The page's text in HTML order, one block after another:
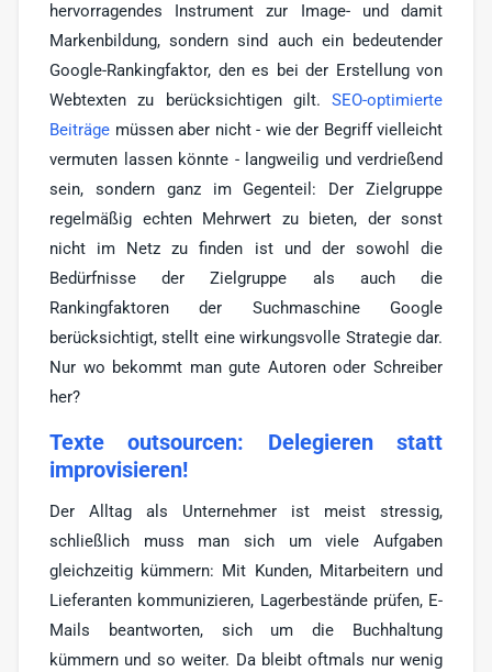
hervorragendes Instrument zur Image- und damit
Markenbildung, sondern sind auch ein bedeutender
Google-Rankingfaktor, den es bei der Erstellung von
Webtexten zu berücksichtigen gilt. SEO-optimierte
Beiträge müssen aber nicht - wie der Begriff vielleicht
vermuten lassen könnte - langweilig und verdrießend
sein, sondern ganz im Gegenteil: Der Zielgruppe
regelmäßig echten Mehrwert zu bieten, der sonst
nicht im Netz zu finden ist und der sowohl die
Bedürfnisse der Zielgruppe als auch die
Rankingfaktoren der Suchmaschine Google
berücksichtigt, stellt eine wirkungsvolle Strategie dar.
Nur wo bekommt man gute Autoren oder Schreiber
her?
Texte outsourcen: Delegieren statt
improvisieren!
Der Alltag als Unternehmer ist meist stressig,
schließlich muss man sich um viele Aufgaben
gleichzeitig kümmern: Mit Kunden, Mitarbeitern und
Lieferanten kommunizieren, Lagerbestände prüfen, E-
Mails beantworten, sich um die Buchhaltung
kümmern und so weiter. Da bleibt oftmals nur wenig